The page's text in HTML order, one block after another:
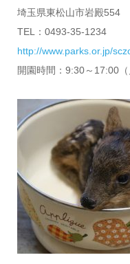
埼玉県東松山市岩殿554
TEL：0493-35-1234
http://www.parks.or.jp/
開園時間：9:30～17:00（